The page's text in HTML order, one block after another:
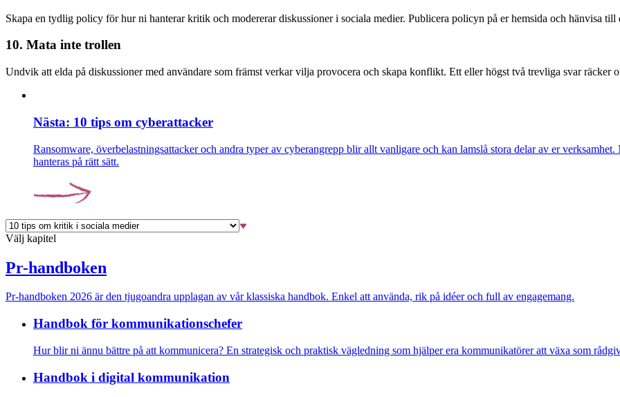
Skapa en tydlig policy för hur ni hanterar kri­tik och modererar diskussioner i sociala medier. Publicera policyn på er hemsida och hänvisa
10. Mata inte trollen
Undvik att elda på diskussioner med använ­dare som främst verkar vilja provocera och skapa konflikt. Ett eller högst två trevliga svar räcker
Nästa: 10 tips om cyberattacker
Ransomware, överbelastningsattacker och andra typer av cyberangrepp blir allt vanligare och kan lamslå stora delar av er
hanteras på rätt sätt.
Välj kapitel
Pr-handboken
Pr-handboken 2026 är den tjugoandra upplagan av vår klassiska handbok. Enkel att använda, rik på idéer och full av engagemang.
Handbok för kommunikations­chefer
Hur blir ni ännu bättre på att kommunicera? En strategisk och praktisk vägledning som hjälper era kommunikatörer att växa som
Handbok i digital kommunikation